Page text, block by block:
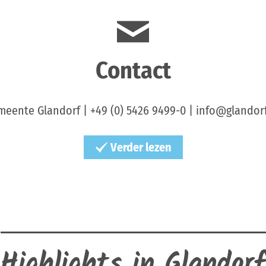
Contact
Glandorf | +49 (0) 5426 9499-0 |
Verder lezen